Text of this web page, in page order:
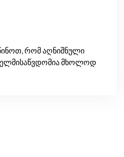
რომ აღნიშნული
მხოლოდ